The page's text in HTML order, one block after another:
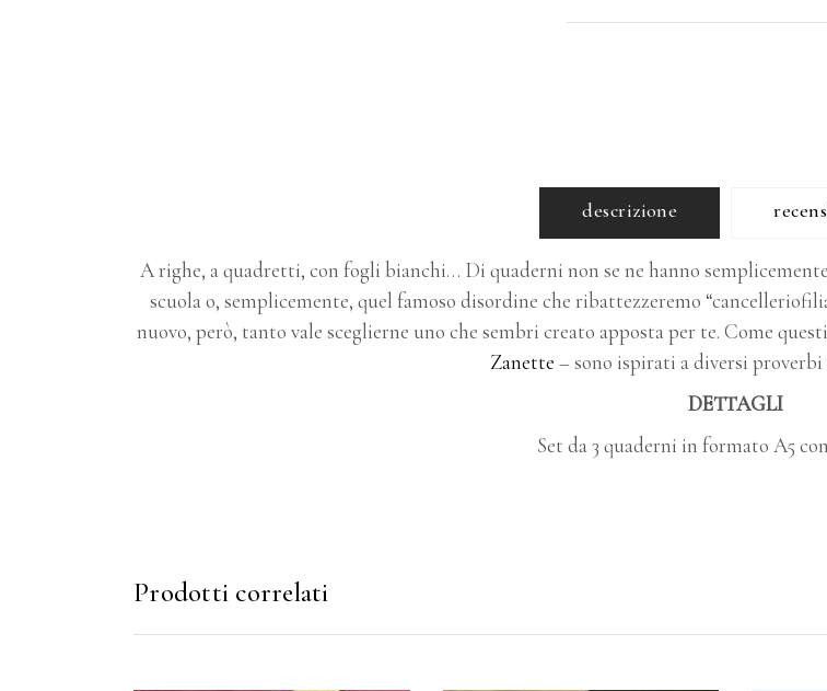
descrizione
A righe, a quadretti, con fogli bianchi… Di quaderni non se ne hanno
scuola o, semplicemente, quel famoso disordine che ribattezzeremo
nuovo, però, tanto vale sceglierne uno che sembri creato apposta per te. Come
Zanette – sono ispirati a diversi
DETTAGLI
Set da 3 quaderni in formato A5
Prodotti correlati